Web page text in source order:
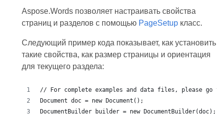
Aspose.Words позволяет настраивать свойства
страниц и разделов с помощью PageSetupкласс.
Следующий пример кода показывает, как установить
такие свойства, как размер страницы и ориентация
для текущего раздела: